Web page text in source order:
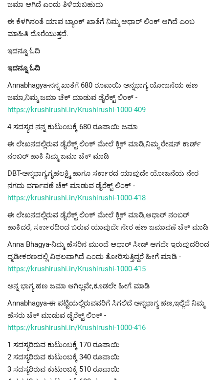
ಜಮಾ ಆಗಿದೆ ಎಂದು ತಿಳಿಯಬಹುದು
ಈ ಕೆಳಗಿನಂತೆ ಯಾವ ಬ್ಯಾಂಕ್ ಖಾತೆಗೆ ನಿಮ್ಮ ಆಧಾರ್ ಲಿಂಕ್ ಆಗಿದೆ ಎಂಬ
ಮಾಹಿತಿ ದೊರೆಯುತ್ತದೆ.
ಇದನ್ನೂ ಓದಿ
ಇದನ್ನೂ ಓದಿ
Annabhagya-ನನ್ನ ಖಾತೆಗೆ 680 ರೂಪಾಯಿ ಅನ್ನಭಾಗ್ಯ ಯೋಜನೆಯ ಹಣ
ಜಮಾ,ನಿಮ್ಮ ಜಮಾ ಚೆಕ್ ಮಾಡುವ ಡೈರೆಕ್ಟ್ ಲಿಂಕ್ -
https://krushirushi.in/Krushirushi-1000-409
4 ಸದಸ್ಯರ ನನ್ನ ಕುಟುಂಬಕ್ಕೆ 680 ರೂಪಾಯಿ ಜಮಾ
ಈ ಲೇಖನದಲ್ಲಿರುವ ಡೈರೆಕ್ಟ್ ಲಿಂಕ್ ಮೇಲೆ ಕ್ಲಿಕ್ ಮಾಡಿ,ನಿಮ್ಮ ರೇಷನ್ ಕಾರ್ಡ್
ನಂಬರ್ ಹಾಕಿ ನಿಮ್ಮ ಜಮಾ ಚೆಕ್ ಮಾಡಿ
DBT-ಅನ್ನಭಾಗ್ಯ,ಗೃಹಲಕ್ಷ್ಮಿ ಹಾಗೂ ಸರ್ಕಾರದ ಯಾವುದೇ ಯೋಜನೆಯ ನೇರ
ನಗದು ವರ್ಗಾವಣೆ ಚೆಕ್ ಮಾಡುವ ಡೈರೆಕ್ಟ್ ಲಿಂಕ್ -
https://krushirushi.in/Krushirushi-1000-418
ಈ ಲೇಖನದಲ್ಲಿರುವ ಡೈರೆಕ್ಟ್ ಲಿಂಕ್ ಮೇಲೆ ಕ್ಲಿಕ್ ಮಾಡಿ,ಆಧಾರ್ ನಂಬರ್
ಹಾಕಿದರೆ, ಸರ್ಕಾರದಿಂದ ಬರುವ ಯಾವುದೇ ನೇರ ಹಣ ಜಮಾವಣೆ ಚೆಕ್ ಮಾಡಿ
Anna Bhagya-ನಿಮ್ಮ ಹೆಸರಿನ ಮುಂದೆ ಆಧಾರ್ ಸೀಡ್ ಆಗದೇ ಇರುವುದರಿಂದ
ದೃಡೀಕರಣದಲ್ಲಿ ವಿಫಲವಾಗಿದೆ ಎಂದು ತೋರಿಸುತ್ತಿದ್ದರೆ ಹೀಗೆ ಮಾಡಿ -
https://krushirushi.in/Krushirushi-1000-415
ಅನ್ನ ಭಾಗ್ಯ ಹಣ ಜಮಾ ಆಗಿಲ್ಲವೇ,ಕೂಡಲೇ ಹೀಗೆ ಮಾಡಿ
Annabhagya-ಈ ಪಟ್ಟಿಯಲ್ಲಿರುವವರಿಗೆ ಸಿಗಲಿದೆ ಅನ್ನಭಾಗ್ಯ ಹಣ,ಇಲ್ಲಿದೆ ನಿಮ್ಮ
ಹೆಸರು ಚೆಕ್ ಮಾಡುವ ಡೈರೆಕ್ಟ್ ಲಿಂಕ್ -
https://krushirushi.in/Krushirushi-1000-416
1 ಸದಸ್ಯರಿರುವ ಕುಟುಂಬಕ್ಕೆ 170 ರೂಪಾಯಿ
2 ಸದಸ್ಯರಿರುವ ಕುಟುಂಬಕ್ಕೆ 340 ರೂಪಾಯಿ
3 ಸದಸ್ಯರಿರುವ ಕುಟುಂಬಕ್ಕೆ 510 ರೂಪಾಯಿ